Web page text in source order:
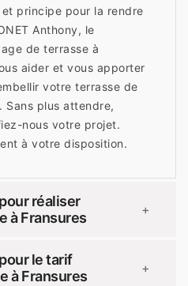
principe pour la rendre
Anthony, le
de terrasse à
aider et vous apporter
votre terrasse de
Sans plus attendre,
nous votre projet.
à votre disposition.
réaliser
à Fransures
+
le tarif
à Fransures
+